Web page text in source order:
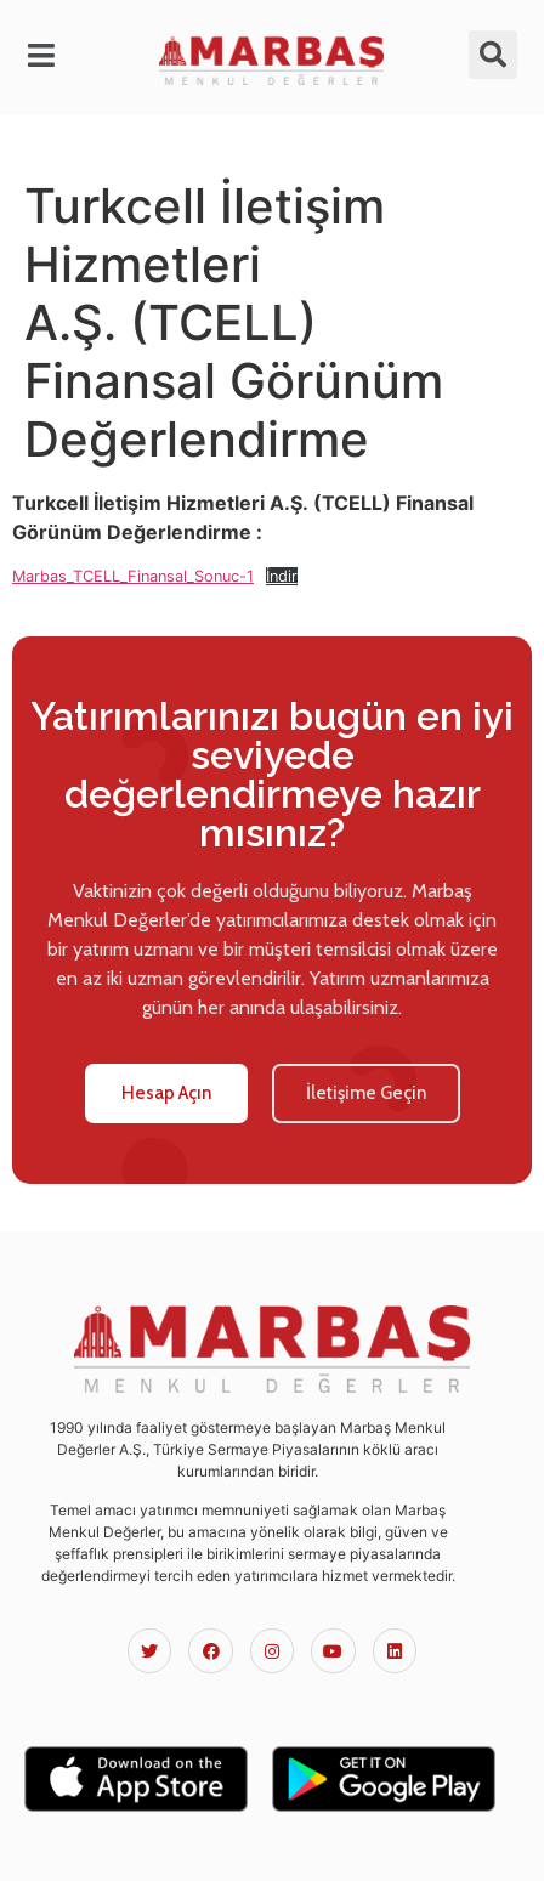
Turkcell İletişim
Hizmetleri
A.Ş. (TCELL)
Finansal Görünüm
Değerlendirme
Turkcell İletişim Hizmetleri A.Ş. (TCELL) Finansal
Görünüm Değerlendirme :
Marbas_TCELL_Finansal_Sonuc-1 İndir
Yatırımlarınızı bugün en iyi
seviyede
değerlendirmeye hazır
mısınız?
Vaktinizin çok değerli olduğunu biliyoruz. Marbaş
Menkul Değerler’de yatırımcılarımıza destek olmak için
bir yatırım uzmanı ve bir müşteri temsilcisi olmak üzere
en az iki uzman görevlendirilir. Yatırım uzmanlarımıza
günün her anında ulaşabilirsiniz.
Hesap Açın İletişime Geçin
1990 yılında faaliyet göstermeye başlayan Marbaş Menkul
Değerler A.Ş., Türkiye Sermaye Piyasalarının köklü aracı
kurumlarından biridir.
Temel amacı yatırımcı memnuniyeti sağlamak olan Marbaş
Menkul Değerler, bu amacına yönelik olarak bilgi, güven ve
şeffaflık prensipleri ile birikimlerini sermaye piyasalarında
değerlendirmeyi tercih eden yatırımcılara hizmet vermektedir.